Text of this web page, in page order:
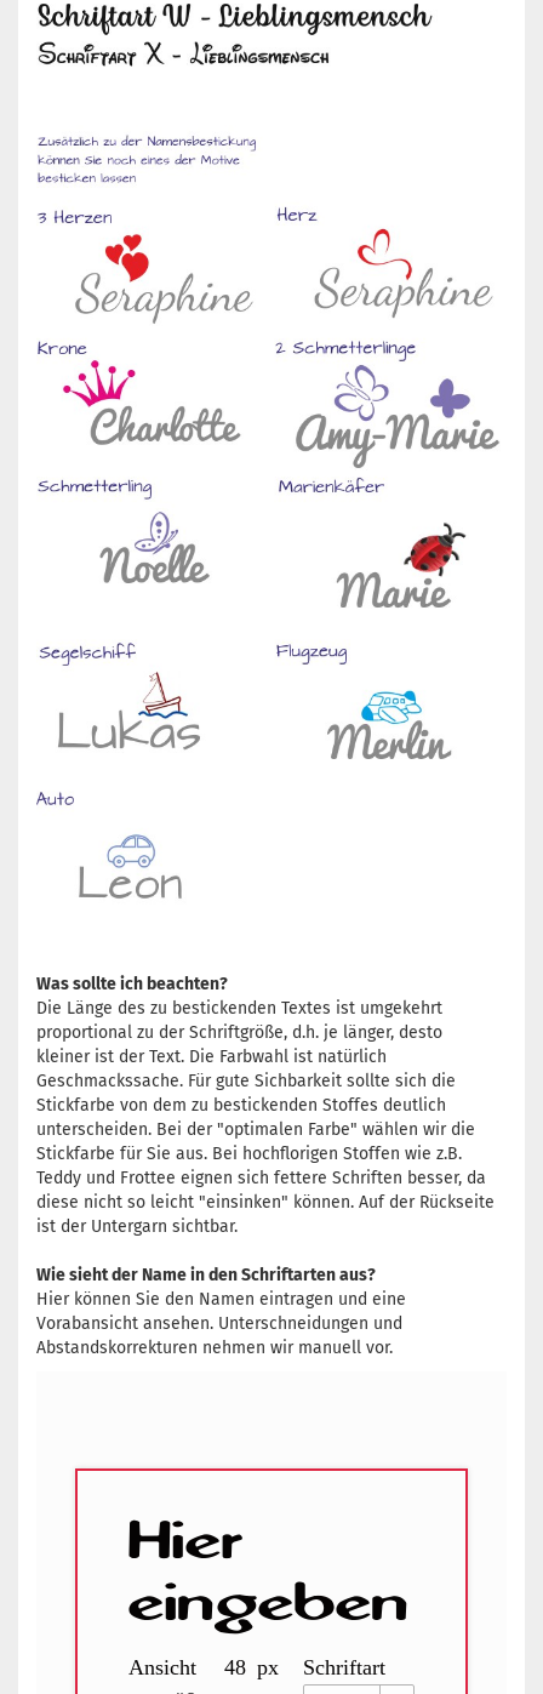
Was sollte ich beachten?
Die Länge des zu bestickenden Textes ist umgekehrt
proportional zu der Schriftgröße, d.h. je länger, desto
kleiner ist der Text. Die Farbwahl ist natürlich
Geschmackssache. Für gute Sichbarkeit sollte sich die
Stickfarbe von dem zu bestickenden Stoffes deutlich
unterscheiden. Bei der "optimalen Farbe" wählen wir die
Stickfarbe für Sie aus. Bei hochflorigen Stoffen wie z.B.
Teddy und Frottee eignen sich fettere Schriften besser, da
diese nicht so leicht "einsinken" können. Auf der Rückseite
ist der Untergarn sichtbar.
Wie sieht der Name in den Schriftarten aus?
Hier können Sie den Namen eintragen und eine
Vorabansicht ansehen. Unterschneidungen und
Abstandskorrekturen nehmen wir manuell vor.